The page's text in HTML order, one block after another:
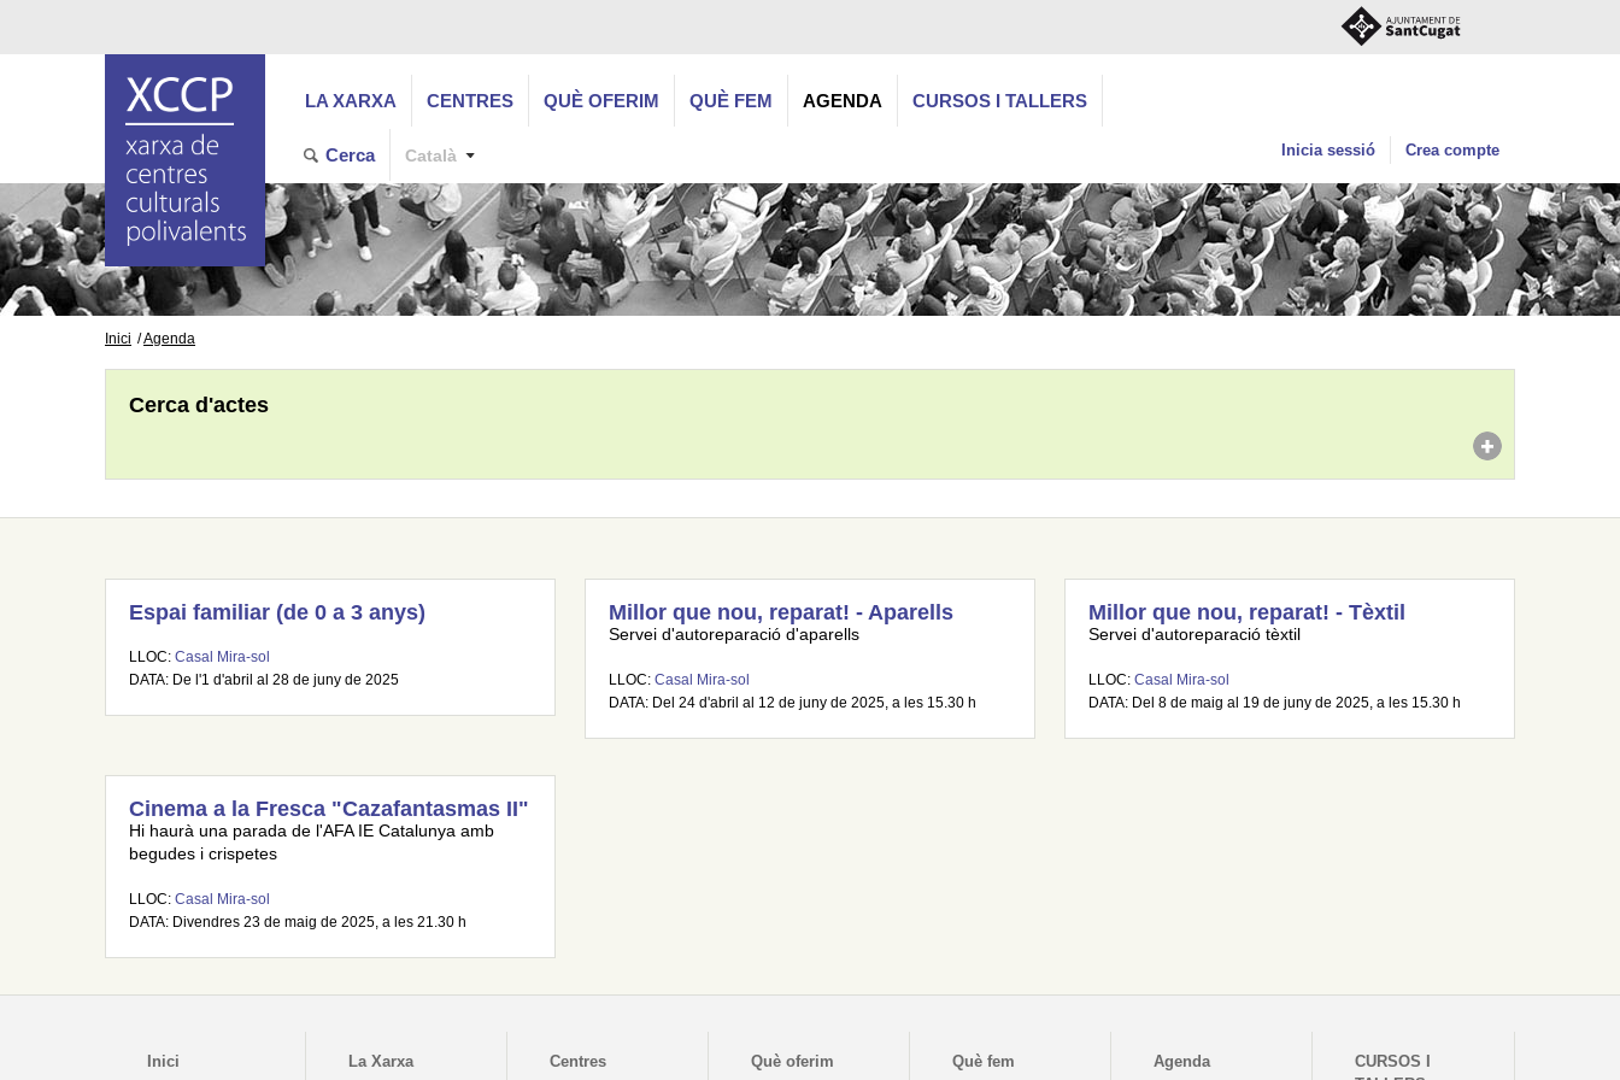
LA XARXA CENTRES QUÈ OFERIM QUÈ FEM AGENDA CURSOS I TALLERS
Cerca Català Inicia sessió Crea compte
Inici Agenda
Cerca d'actes
Espai familiar (de 0 a 3 anys)
LLOC: Casal Mira-sol
DATA: De l'1 d'abril al 28 de juny de 2025
Millor que nou, reparat! - Aparells
Servei d'autoreparació d'aparells
LLOC: Casal Mira-sol
DATA: Del 24 d'abril al 12 de juny de 2025, a les 15.30 h
Millor que nou, reparat! - Tèxtil
Servei d'autoreparació tèxtil
LLOC: Casal Mira-sol
DATA: Del 8 de maig al 19 de juny de 2025, a les 15.30 h
Cinema a la Fresca "Cazafantasmas II"
Hi haurà una parada de l'AFA IE Catalunya amb
begudes i crispetes
LLOC: Casal Mira-sol
DATA: Divendres 23 de maig de 2025, a les 21.30 h
Inici La Xarxa Centres Què oferim Què fem Agenda
CURSOS I